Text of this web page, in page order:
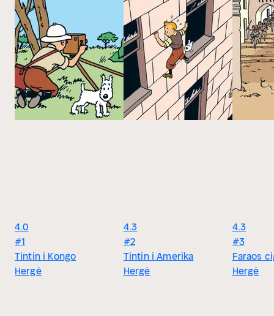
4.0
#1
Tintin i Kongo
Hergé
4.3
#2
Tintin i Amerika
Hergé
4.3
#3
Faraos
Hergé